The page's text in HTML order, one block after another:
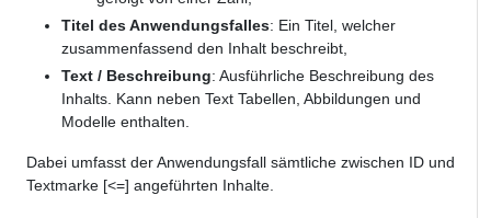
Titel des Anwendungsfalles: Ein Titel, welcher
zusammenfassend den Inhalt beschreibt,
Text / Beschreibung: Ausführliche Beschreibung des
Inhalts. Kann neben Text Tabellen, Abbildungen und
Modelle enthalten.
Dabei umfasst der Anwendungsfall sämtliche zwischen ID und
Textmarke [<=] angeführten Inhalte.